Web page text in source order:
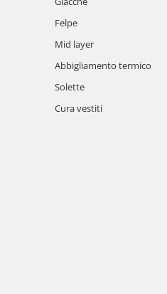
Felpe
Mid layer
Abbigliamento termico
Solette
Cura vestiti